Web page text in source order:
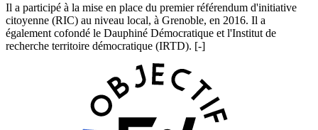
Il a participé à la mise en place du premier référendum d'initiative
citoyenne (RIC) au niveau local, à Grenoble, en 2016. Il a
également cofondé le Dauphiné Démocratique et l'Institut de
recherche territoire démocratique (IRTD). [-]